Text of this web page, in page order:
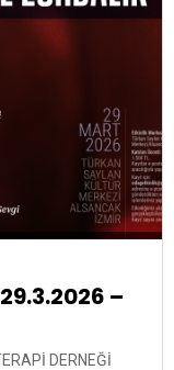
29.3.2026 –
DERNEĞİ